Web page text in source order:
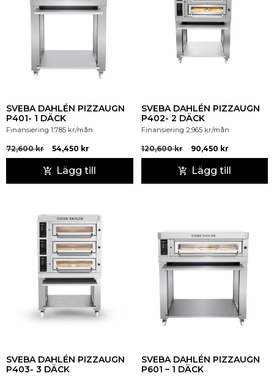
SVEBA DAHLÉN PIZZAUGN
P401- 1 DÄCK
Finansiering 1,785 kr/mån
72,600kr 54,450 kr
Lägg till
SVEBA DAHLÉN PIZZAUGN
P402- 2 DÄCK
Finansiering 2,965 kr/mån
120,600kr 90,450 kr
Lägg till
SVEBA DAHLÉN PIZZAUGN
P403- 3 DÄCK
SVEBA DAHLÉN PIZZAUGN
P601 – 1 DÄCK